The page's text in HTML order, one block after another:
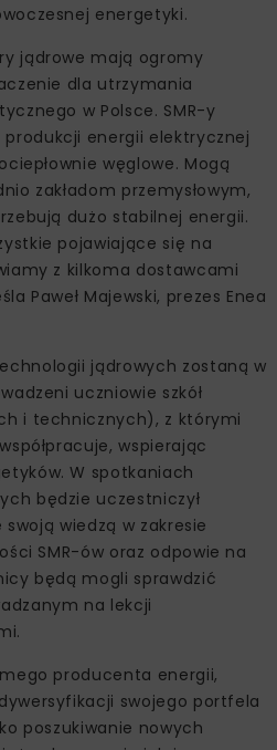
energetyki.
jądrowe mają ogromy
dla utrzymania
w Polsce. SMR-y
energii elektrycznej
węglowe. Mogą
zakładom przemysłowym,
dużo stabilnej energii.
pojawiające się na
z kilkoma dostawcami
Paweł Majewski, prezes Enea
jądrowych zostaną w
uczniowie szkół
i technicznych), z którymi
wspierając
W spotkaniach
będzie uczestniczył
wiedzą w zakresie
SMR-ów oraz odpowie na
będą mogli sprawdzić
na lekcji
producenta energii,
swojego portfela
poszukiwanie nowych